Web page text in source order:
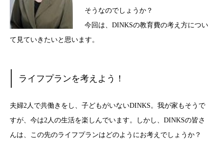
そうなのでしょうか？
今回は、DINKSの教育費の考え方につい
て見ていきたいと思います。
ライフプランを考えよう！
夫婦2人で共働きをし、子どもがいないDINKS。我が家もそうで
すが、今は2人の生活を楽しんでいます。しかし、DINKSの皆さ
んは、この先のライフプランはどのようにお考えでしょうか？